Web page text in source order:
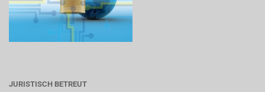
JURISTISCH BETREUT